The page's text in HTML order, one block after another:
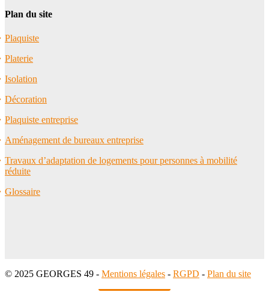
Plan du site
Plaquiste
Platerie
Isolation
Décoration
Plaquiste entreprise
Aménagement de bureaux entreprise
Travaux d’adaptation de logements pour personnes à mobilité
réduite
Glossaire
© 2025 GEORGES 49 - Mentions légales - RGPD - Plan du site